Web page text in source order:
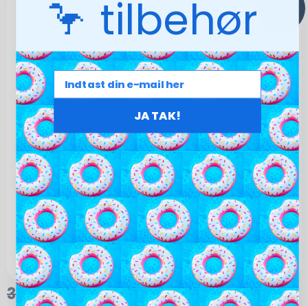
369,00kr.220,00kr.
🦩 tilbehør
JA TAK!